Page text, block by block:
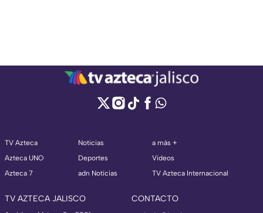
TV Azteca
Azteca UNO
Azteca 7
Noticias
Deportes
adn Noticias
a más +
Videos
TV Azteca Internacional
TV AZTECA JALISCO CONTACTO